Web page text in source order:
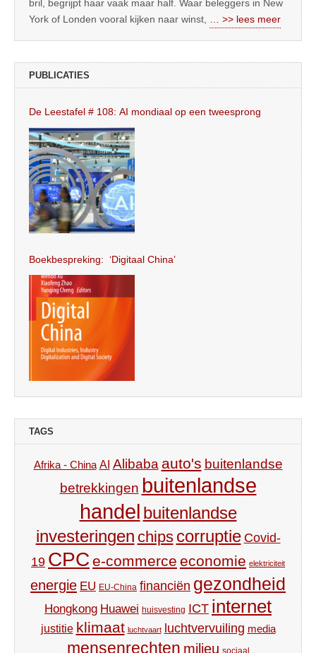
bril, begrijpt haar vaak maar half. Waar beleggers in New
York of Londen vooral kijken naar winst,
… >> lees meer
PUBLICATIES
De Leestafel # 108: AI mondiaal op een tweesprong
Boekbespreking: ‘Digitaal China’
TAGS
Afrika - China AI Alibaba auto's buitenlandse
betrekkingen buitenlandse
handel buitenlandse
investeringen chips corruptie Covid-
19 CPC e-commerce economie elektriciteit
energie EU EU-China financiën gezondheid
Hongkong Huawei huisvesting ICT internet
justitie klimaat luchtvaart luchtvervuiling media
mensenrechten milieu